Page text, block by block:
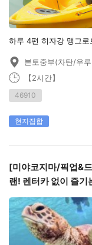
하루 4편 히자강 맹
본토중부(차탄/우
【2시간】
46910
현지집합
[미야코지마/픽업&
랜! 렌터카 없이 즐기
어&패들보트&카약